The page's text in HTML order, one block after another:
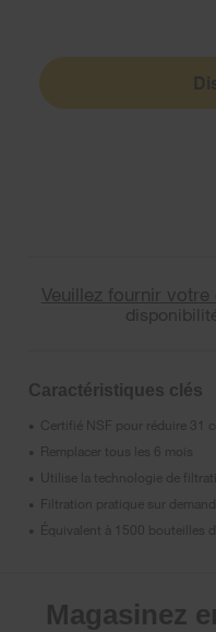
Veuillez fournir votre
Caractéristiques clés
• Certifié NSF pour réduire 31
• Remplacer tous les 6 mois
• Utilise la technologie de
• Filtration pratique sur
• Équivalent à 1500 bouteilles
Magasinez